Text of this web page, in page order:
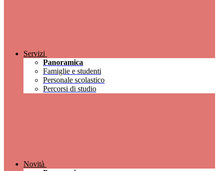
Servizi
Panoramica
Famiglie e studenti
Personale scolastico
Percorsi di studio
Novità